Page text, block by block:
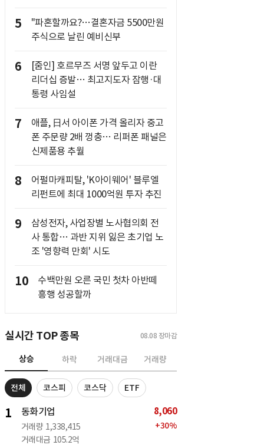
5
"파혼할까요?…결혼자금 5500만원
주식으로 날린 예비신부
6
[줌인] 호르무즈 서명 앞두고 이란
리더십 증발… 최고지도자 잠행·대
통령 사임설
7
애플, 日서 아이폰 가격 올리자 중고
폰 주문량 2배 껑충… 리퍼폰 패널은
신제품용 추월
8
어펄마캐피탈, 'K아이웨어' 블루엘
리펀트에 최대 1000억원 투자 추진
9
삼성전자, 사업장별 노사협의회 전
사 통합… 과반 지위 잃은 초기업 노
조 '영향력 만회' 시도
10
수백만원 오른 국민 첫차 아반떼
흥행 성공할까
실시간 TOP 종목 08.08 장마감
상승 하락 거래대금 거래량
전체 코스피 코스닥 ETF
1 동화기업
거래량 1,338,415
거래대금 105.2억
8,060
+30%